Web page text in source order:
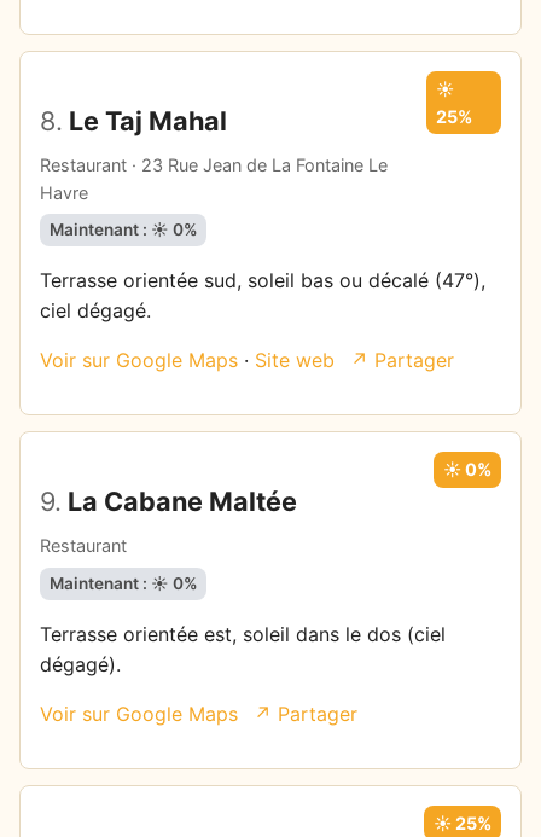
8. Le Taj Mahal
Restaurant · 23 Rue Jean de La Fontaine Le
Havre
☀️
25%
Maintenant : ☀️ 0%
Terrasse orientée sud, soleil bas ou décalé (47°),
ciel dégagé.
Voir sur Google Maps · Site web ↗ Partager
9. La Cabane Maltée
Restaurant
☀️ 0%
Maintenant : ☀️ 0%
Terrasse orientée est, soleil dans le dos (ciel
dégagé).
Voir sur Google Maps ↗ Partager
☀️ 25%